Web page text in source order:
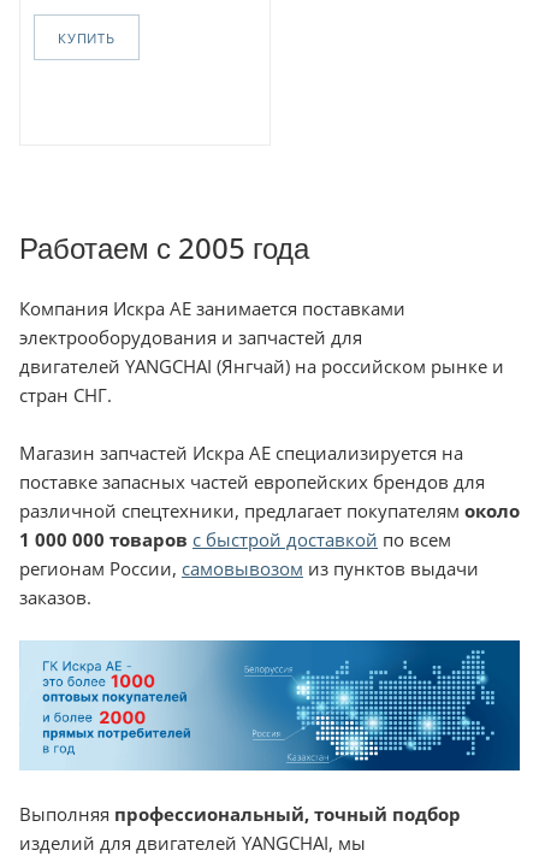
КУПИТЬ
Работаем с 2005 года
Компания Искра АЕ занимается поставками
электрооборудования и запчастей для
двигателей YANGCHAI (Янгчай) на российском рынке и
стран СНГ.
Магазин запчастей Искра АЕ специализируется на
поставке запасных частей европейских брендов для
различной спецтехники, предлагает покупателям около
1 000 000 товаров с быстрой доставкой по всем
регионам России, самовывозом из пунктов выдачи
заказов.
Выполняя профессиональный, точный подбор
изделий для двигателей YANGCHAI, мы